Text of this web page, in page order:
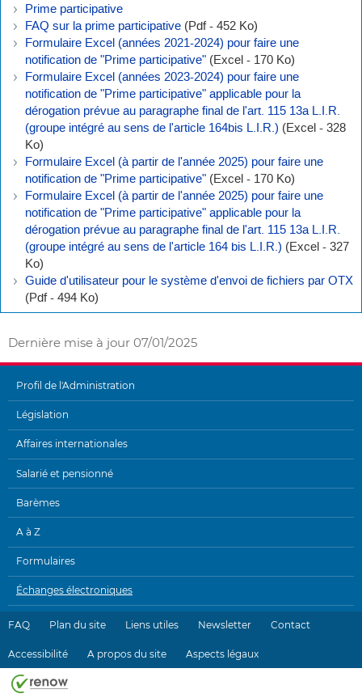
Prime participative
FAQ sur la prime participative (Pdf - 452 Ko)
Formulaire Excel (années 2021-2024) pour faire une
notification de "Prime participative" (Excel - 170 Ko)
Formulaire Excel (années 2023-2024) pour faire une
notification de "Prime participative" applicable pour la
dérogation prévue au paragraphe final de l'art. 115 13a L.I.R.
(groupe intégré au sens de l'article 164bis L.I.R.) (Excel - 328
Ko)
Formulaire Excel (à partir de l'année 2025) pour faire une
notification de "Prime participative" (Excel - 170 Ko)
Formulaire Excel (à partir de l'année 2025) pour faire une
notification de "Prime participative" applicable pour la
dérogation prévue au paragraphe final de l'art. 115 13a L.I.R.
(groupe intégré au sens de l'article 164 bis L.I.R.) (Excel - 327
Ko)
Guide d'utilisateur pour le système d'envoi de fichiers par OTX
(Pdf - 494 Ko)
Dernière mise à jour 07/01/2025
MENU
DE
NAVIGATION
Profil de l'Administration
Législation
Affaires internationales
Salarié et pensionné
Barèmes
A à Z
Formulaires
Échanges électroniques
FAQ Plan du site Liens utiles Newsletter Contact
Accessibilité A propos du site Aspects légaux